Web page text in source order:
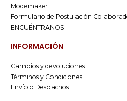
Modemaker
Formulario de Postulación
ENCUÉNTRANOS
INFORMACIÓN
Cambios y devoluciones
Términos y Condiciones
Envío o Despachos